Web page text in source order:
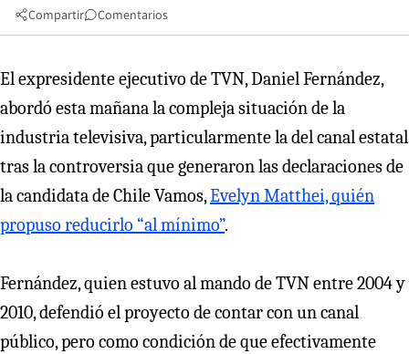
Compartir Comentarios
El expresidente ejecutivo de TVN, Daniel Fernández,
abordó esta mañana la compleja situación de la
industria televisiva, particularmente la del canal estatal
tras la controversia que generaron las declaraciones de
la candidata de Chile Vamos,Evelyn Matthei, quién
propuso reducirlo “al mínimo”.
Fernández, quien estuvo al mando de TVN entre 2004 y
2010, defendió el proyecto de contar con un canal
público, pero como condición de que efectivamente